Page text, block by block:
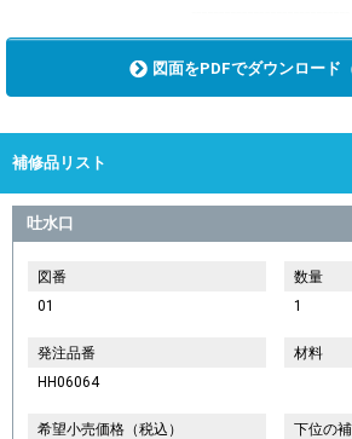
図面をPDFでダウンロード
補修品リスト
吐水口
図番
01
数量
1
発注品番
HH06064
材料
希望小売価格（税込）
下位の